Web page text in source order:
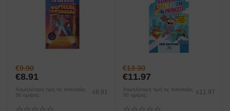
€9.90
€8.91
Χαμηλότερη τιμή τις τελευταίες
30 ημέρες:
€ 8.91
€13.30
€11.97
Χαμηλότερη τιμή τις τελευταίες
30 ημέρες:
€ 11.97